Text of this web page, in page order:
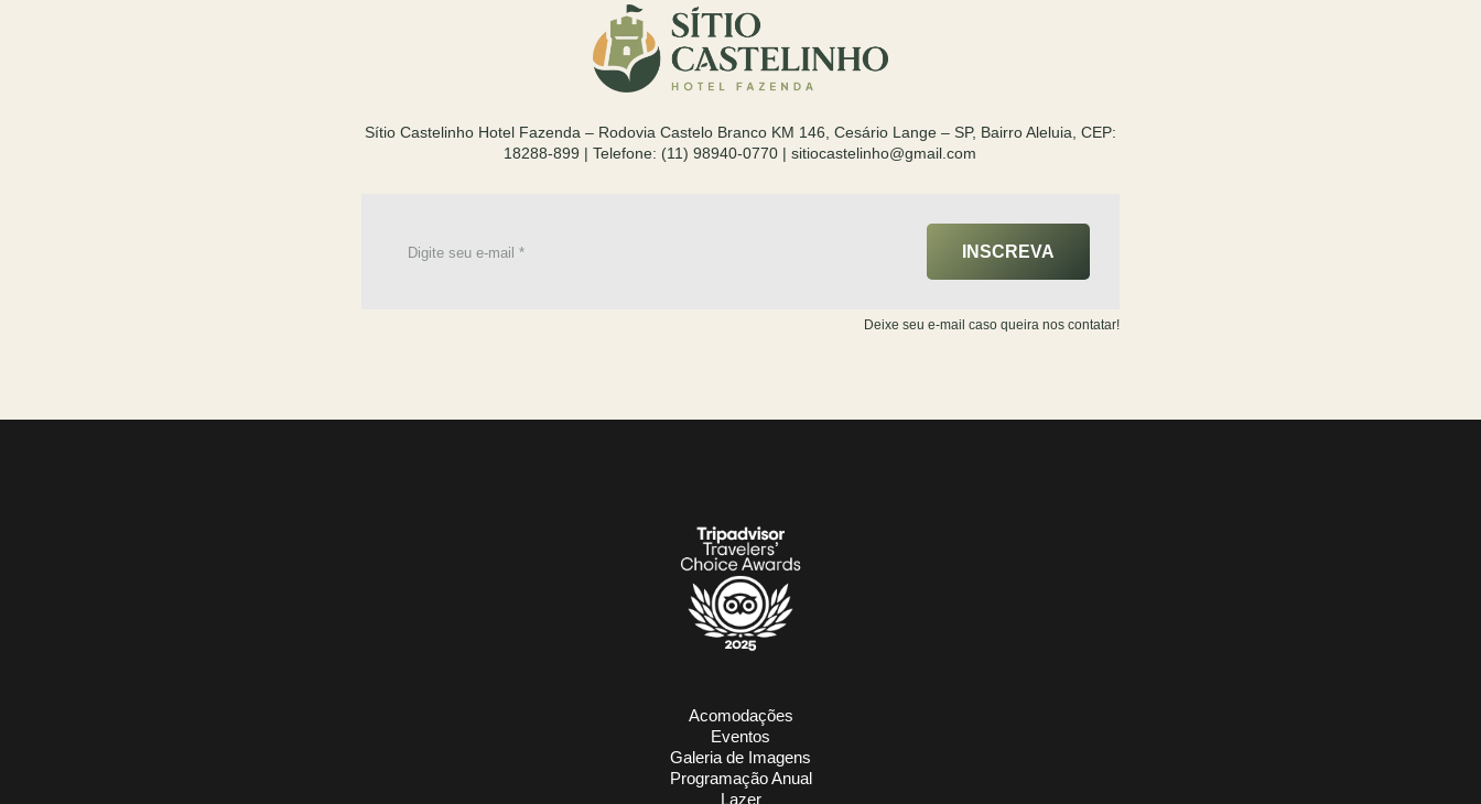
Sítio Castelinho Hotel Fazenda – Rodovia Castelo Branco KM 146, Cesário Lange – SP, Bairro Aleluia, CEP:
18288-899 | Telefone: (11) 98940-0770 | sitiocastelinho@gmail.com
INSCREVA
Deixe seu e-mail caso queira nos contatar!
Acomodações
Eventos
Galeria de Imagens
Programação Anual
Lazer